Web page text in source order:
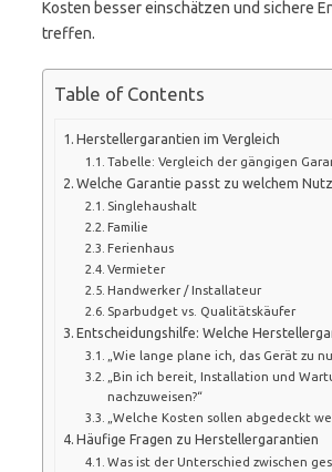
Kosten besser einschätzen und sichere
treffen.
Table of Contents
Herstellergarantien im Vergleich
Tabelle: Vergleich der gängigen
Welche Garantie passt zu welchem
Singlehaushalt
Familie
Ferienhaus
Vermieter
Handwerker / Installateur
Sparbudget vs. Qualitätskäufer
Entscheidungshilfe: Welche
„Wie lange plane ich, das Gerät zu
„Bin ich bereit, Installation und
nachzuweisen?“
„Welche Kosten sollen abgedeckt
Häufige Fragen zu Herstellergarantien
Was ist der Unterschied zwischen